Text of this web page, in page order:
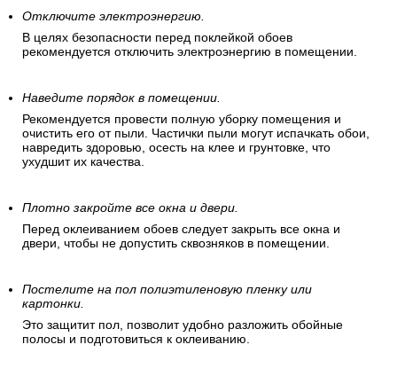
Отключите электроэнергию.
В целях безопасности перед поклейкой обоев
рекомендуется отключить электроэнергию в помещении.
Наведите порядок в помещении.
Рекомендуется провести полную уборку помещения и
очистить его от пыли. Частички пыли могут испачкать обои,
навредить здоровью, осесть на клее и грунтовке, что
ухудшит их качества.
Плотно закройте все окна и двери.
Перед оклеиванием обоев следует закрыть все окна и
двери, чтобы не допустить сквозняков в помещении.
Постелите на пол полиэтиленовую пленку или
картонки.
Это защитит пол, позволит удобно разложить обойные
полосы и подготовиться к оклеиванию.